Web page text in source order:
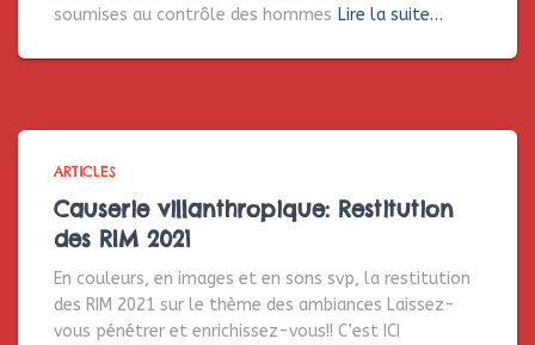
soumises au contrôle des hommes Lire la suite…
ARTICLES
Causerie villanthropique: Restitution
des RIM 2021
En couleurs, en images et en sons svp, la restitution
des RIM 2021 sur le thème des ambiances Laissez-
vous pénétrer et enrichissez-vous!! C’est ICI